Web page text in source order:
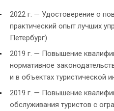
2022 г. — Удостоверение о
практический опыт лучших
Петербург)
2019 г. — Повышение
нормативное
и в объектах туристической
2019 г. — Повышение
обслуживания туристов с